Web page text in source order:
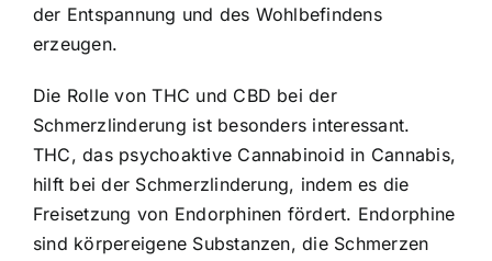
der Entspannung und des Wohlbefindens
erzeugen.
Die Rolle von THC und CBD bei der
Schmerzlinderung ist besonders interessant.
THC, das psychoaktive Cannabinoid in Cannabis,
hilft bei der Schmerzlinderung, indem es die
Freisetzung von Endorphinen fördert. Endorphine
sind körpereigene Substanzen, die Schmerzen